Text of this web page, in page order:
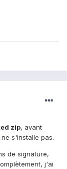
zip, avant
s'installe pas.
de signature,
j'ai